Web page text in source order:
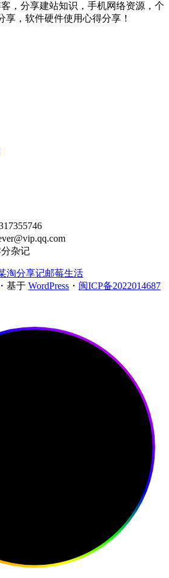
，分享建站知识，手机网络资源，个
享，软件硬件使用心得分享！
杂记
淘分享记邮莓生活
・基于 WordPress ・ 闽ICP备2022014687